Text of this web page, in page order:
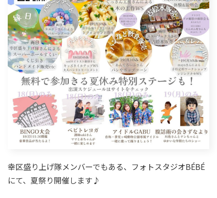
幸区盛り上げ隊メンバーでもある、フォトスタジオBÉBÉ
にて、夏祭り開催します♪